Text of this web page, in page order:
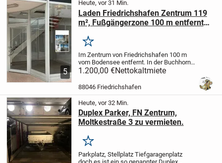
5
Heute, vor 31 Min.
Laden Friedrichshafen Zentrum 119
m², Fußgängerzone 100 m entfernt
Merken
Im Zentrum von Friedrichshafen 100 m
vom Bodensee entfernt. In der Buchhorn
Passage befindet sich diese Laden
Einheit über zwei Ebenen. Siehe Bilder. Es
gibt keine Genehmigung für Gastronomie.
Bei...
1.200,00 €Nettokaltmiete
88046 Friedrichshafen
Heute, vor 32 Min.
Duplex Parker, FN Zentrum,
Moltkestraße 3 zu vermieten.
Merken
Parkplatz, Stellplatz Tiefgaragenplatz